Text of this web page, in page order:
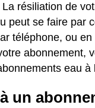
résiliation de
peut se faire par
téléphone, ou
abonnement,
eau à
un